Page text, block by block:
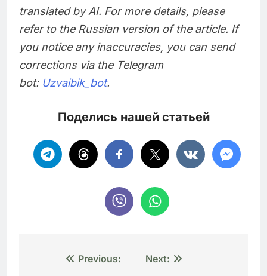
translated by AI. For more details, please
refer to the Russian version of the article. If
you notice any inaccuracies, you can send
corrections via the Telegram
bot: Uzvaibik_bot.
Поделись нашей статьей
Навигация
Previous:
Next: